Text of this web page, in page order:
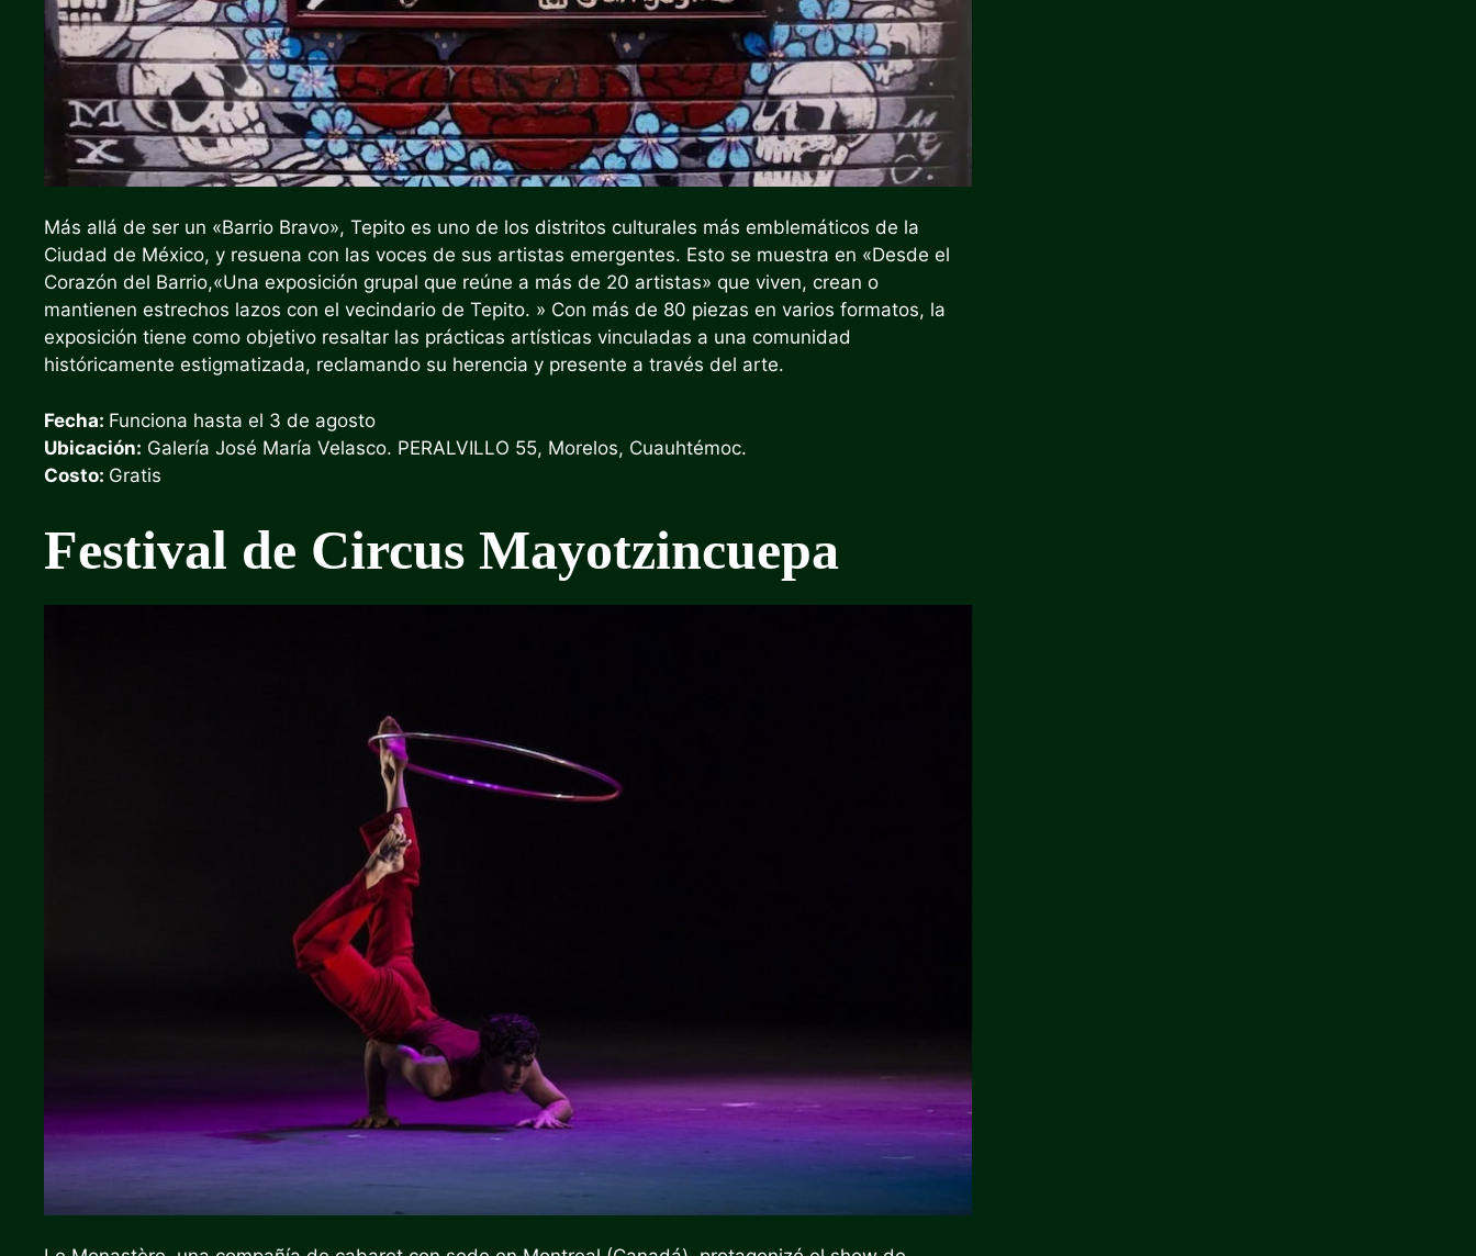
Más allá de ser un «Barrio Bravo», Tepito es uno de los distritos culturales más emblemáticos de la
Ciudad de México, y resuena con las voces de sus artistas emergentes. Esto se muestra en «Desde el
Corazón del Barrio,«Una exposición grupal que reúne a más de 20 artistas» que viven, crean o
mantienen estrechos lazos con el vecindario de Tepito. » Con más de 80 piezas en varios formatos, la
exposición tiene como objetivo resaltar las prácticas artísticas vinculadas a una comunidad
históricamente estigmatizada, reclamando su herencia y presente a través del arte.
Fecha: Funciona hasta el 3 de agosto
Ubicación: Galería José María Velasco. PERALVILLO 55, Morelos, Cuauhtémoc.
Costo: Gratis
Festival de Circus Mayotzincuepa